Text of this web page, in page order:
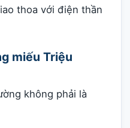
thoa với điện thần
miếu Triệu
không phải là